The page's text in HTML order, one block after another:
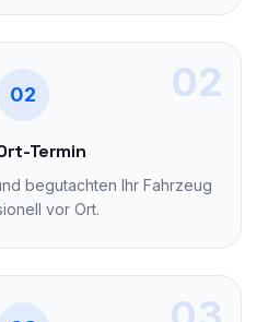
02
02
Termin
begutachten Ihr Fahrzeug
vor Ort.